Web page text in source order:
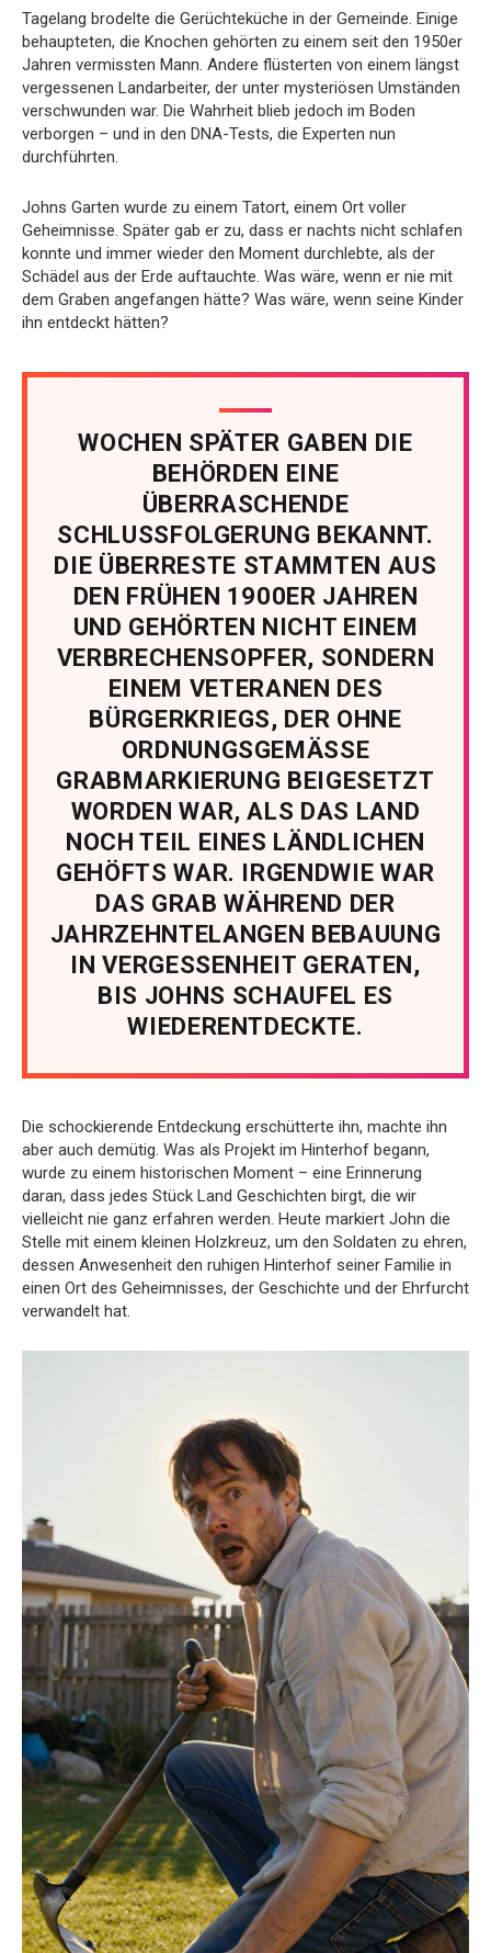
Tagelang brodelte die Gerüchteküche in der Gemeinde. Einige
behaupteten, die Knochen gehörten zu einem seit den 1950er
Jahren vermissten Mann. Andere flüsterten von einem längst
vergessenen Landarbeiter, der unter mysteriösen Umständen
verschwunden war. Die Wahrheit blieb jedoch im Boden
verborgen – und in den DNA-Tests, die Experten nun
durchführten.
Johns Garten wurde zu einem Tatort, einem Ort voller
Geheimnisse. Später gab er zu, dass er nachts nicht schlafen
konnte und immer wieder den Moment durchlebte, als der
Schädel aus der Erde auftauchte. Was wäre, wenn er nie mit
dem Graben angefangen hätte? Was wäre, wenn seine Kinder
ihn entdeckt hätten?
WOCHEN SPÄTER GABEN DIE
BEHÖRDEN EINE
ÜBERRASCHENDE
SCHLUSSFOLGERUNG BEKANNT.
DIE ÜBERRESTE STAMMTEN AUS
DEN FRÜHEN 1900ER JAHREN
UND GEHÖRTEN NICHT EINEM
VERBRECHENSOPFER, SONDERN
EINEM VETERANEN DES
BÜRGERKRIEGS, DER OHNE
ORDNUNGSGEMÄSSE
GRABMARKIERUNG BEIGESETZT
WORDEN WAR, ALS DAS LAND
NOCH TEIL EINES LÄNDLICHEN
GEHÖFTS WAR. IRGENDWIE WAR
DAS GRAB WÄHREND DER
JAHRZEHNTELANGEN BEBAUUNG
IN VERGESSENHEIT GERATEN,
BIS JOHNS SCHAUFEL ES
WIEDERENTDECKTE.
Die schockierende Entdeckung erschütterte ihn, machte ihn
aber auch demütig. Was als Projekt im Hinterhof begann,
wurde zu einem historischen Moment – eine Erinnerung
daran, dass jedes Stück Land Geschichten birgt, die wir
vielleicht nie ganz erfahren werden. Heute markiert John die
Stelle mit einem kleinen Holzkreuz, um den Soldaten zu ehren,
dessen Anwesenheit den ruhigen Hinterhof seiner Familie in
einen Ort des Geheimnisses, der Geschichte und der Ehrfurcht
verwandelt hat.